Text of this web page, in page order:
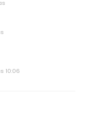
10:06